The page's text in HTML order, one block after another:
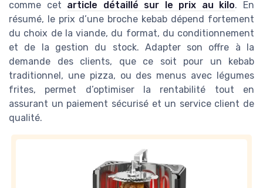
comme cet article détaillé sur le prix au kilo. En
résumé, le prix d’une broche kebab dépend fortement
du choix de la viande, du format, du conditionnement
et de la gestion du stock. Adapter son offre à la
demande des clients, que ce soit pour un kebab
traditionnel, une pizza, ou des menus avec légumes
frites, permet d’optimiser la rentabilité tout en
assurant un paiement sécurisé et un service client de
qualité.